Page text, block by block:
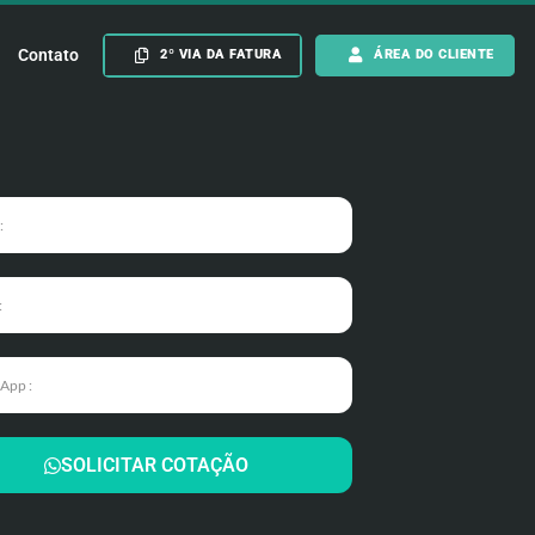
Contato 2º VIA DA FATURA ÁREA DO CLIENTE
SOLICITAR COTAÇÃO